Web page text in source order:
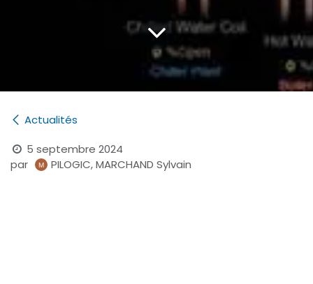
Actualités
5 septembre 2024
par
PILOGIC, MARCHAND Sylvain